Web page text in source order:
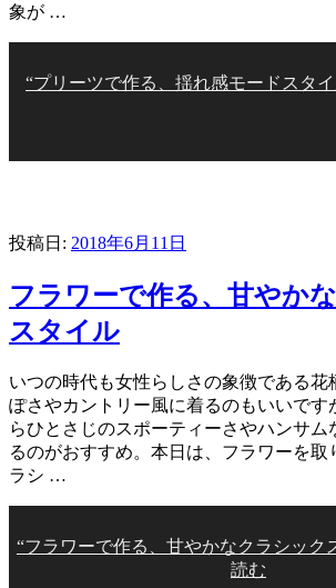
象が …
“プリーツで作る、揺れ感モードスタ
投稿日: 2018年6月11日
フラワーで作る、甘やか
スタイル
いつの時代も女性らしさの象徴である花
ぽさやカントリー風に着るのもいいです
らひとさじのスポーティーさやハンサム
るのがおすすめ。本日は、フラワーを取
ラシ …
“フラワーで作る、甘やかなクラシック
読む